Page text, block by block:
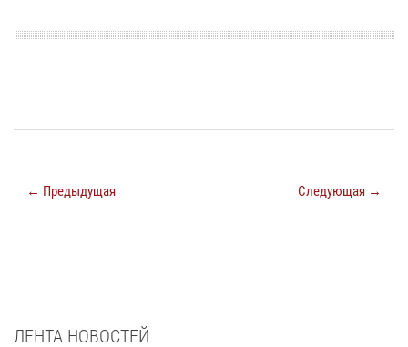
← Предыдущая Следующая →
ЛЕНТА НОВОСТЕЙ